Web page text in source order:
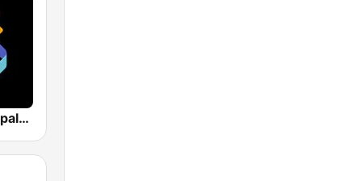
Los 40 Principales